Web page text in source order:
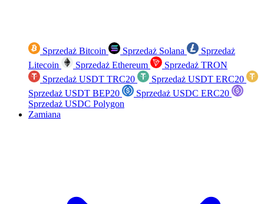
Sprzedaż Bitcoin Sprzedaż Solana
Sprzedaż
Litecoin
Sprzedaż Ethereum
Sprzedaż TRON
Sprzedaż USDT TRC20
Sprzedaż USDT ERC20
Sprzedaż USDT BEP20
Sprzedaż USDC ERC20
Sprzedaż USDC Polygon
Zamiana